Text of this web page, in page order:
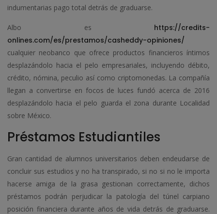
indumentarias pago total detrás de graduarse.
Albo es https://credits-
onlines.com/es/prestamos/casheddy-opiniones/
cualquier neobanco que ofrece productos financieros íntimos
desplazándolo hacia el pelo empresariales, incluyendo débito,
crédito, nómina, peculio así­ como criptomonedas. La compañía
llegan a convertirse en focos de luces fundó acerca de 2016
desplazándolo hacia el pelo guarda el zona durante Localidad
sobre México.
Préstamos Estudiantiles
Gran cantidad de alumnos universitarios deben endeudarse de
concluir sus estudios y no ha transpirado, si no si no le importa
hacerse amiga de la grasa gestionan correctamente, dichos
préstamos podrán perjudicar la patologí­a del túnel carpiano
posición financiera durante años de vida detrás de graduarse.